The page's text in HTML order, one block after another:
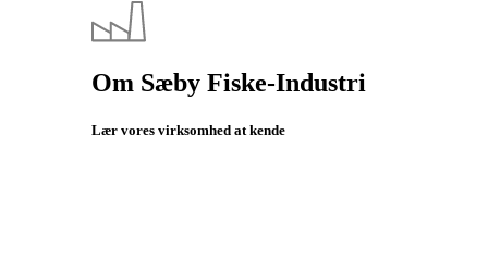
Om Sæby Fiske-Industri
Lær vores virksomhed at kende